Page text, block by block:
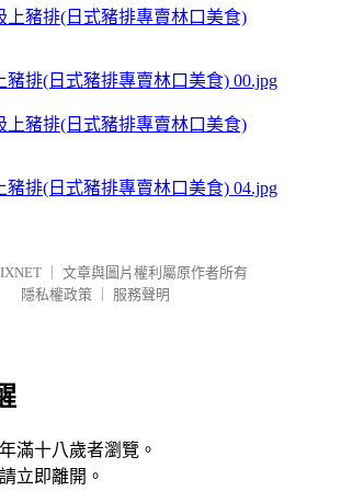
豬排(日式豬排專賣林口美食) 00.jpg
豬排(日式豬排專賣林口美食) 04.jpg
文章與圖片權利屬原作者所有
隱私權政策
服務聲明
滿十八歲者瀏覽。
立即離開。